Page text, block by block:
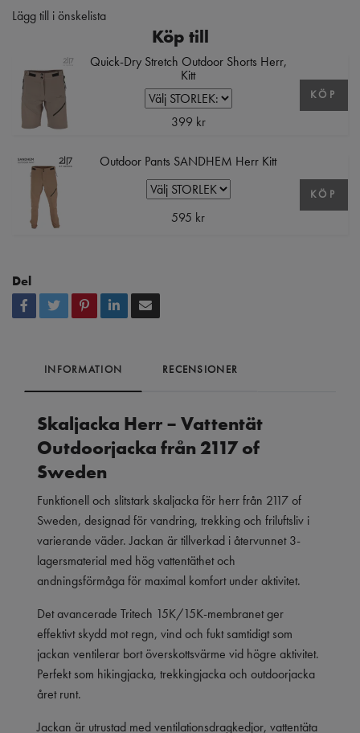
Lägg till i önskelista
Köp till
Quick-Dry Stretch Outdoor Shorts Herr,
Kitt
399 kr
KÖP
Outdoor Pants SANDHEM Herr Kitt
595 kr
KÖP
Del
INFORMATION RECENSIONER
Skaljacka Herr – Vattentät
Outdoorjacka från 2117 of
Sweden
Funktionell och slitstark skaljacka för herr från 2117 of
Sweden, designad för vandring, trekking och friluftsliv i
varierande väder. Jackan är tillverkad i återvunnet 3-
lagersmaterial med hög vattentäthet och
andningsförmåga för maximal komfort under aktivitet.
Det avancerade Tritech 15K/15K-membranet ger
effektivt skydd mot regn, vind och fukt samtidigt som
jackan ventilerar bort överskottsvärme vid högre aktivitet.
Perfekt som hikingjacka, trekkingjacka och outdoorjacka
året runt.
Jackan är utrustad med ventilationsdragkedjor, vattentäta